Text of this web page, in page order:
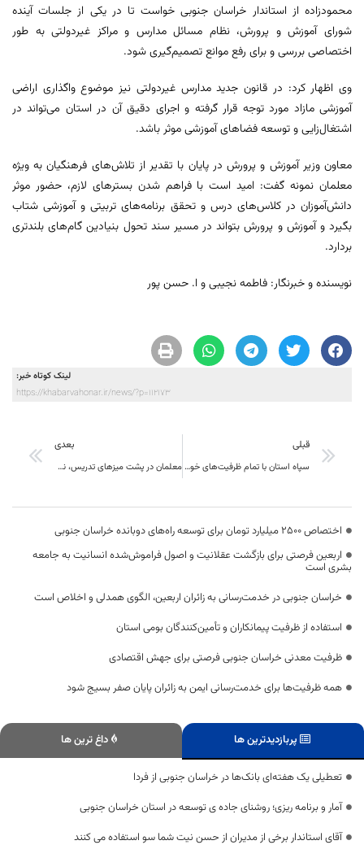
محمودزاده از استاندار خراسان جنوبی خواست تا در یکی از جلسات آینده
شورای آموزش و پرورش، نظام مسائل مدارس و مراکز غیردولتی به طور
اختصاصی بررسی و برای رفع موانع تصمیم‌گیری شود.
وی اظهار کرد: در قانون جدید مدارس غیردولتی نیز موضوع واگذاری اراضی
آموزشی مازاد مورد توجه قرار گرفته و اجرای دقیق آن در استان می‌تواند در
اشتغال‌زایی و توسعه فضاهای آموزشی موثر باشد.
معاون وزیر آموزش و پرورش در پایان با تقدیر از تلاش‌های فرهنگیان به ویژه
معلمان نمونه گفت: امید است با فراهم شدن بسترهای لازم، حضور موثر
دانش‌آموزان در کلاس‌های درس و تحقق برنامه‌های تربیتی و آموزشی شتاب
بگیرد و آموزش و پرورش بتواند در مسیر سند تحول بنیادین گام‌های بلندتری
بردارد.
نویسنده و خبرنگار: فاطمه نجیبی و ا. حسن پور
لینک کوتاه خبر:
https://khabarvahonar.ir/news/?p=112173
قبلی
سپاه استان با تمام ظرفیت‌های خود آمادگی دارد در کنار معلمان عزیز باشد
بعدی
معلمان در پشت میزهای تدریس، نقش اساسی در امنیت و پیشرفت آینده کشور دارند
اختصاص 2500 میلیارد تومان برای توسعه راه‌های دوبانده خراسان جنوبی
اربعین فرصتی برای بازگشت عقلانیت و اصول فراموش‌شده انسانیت به جامعه
بشری است
خراسان جنوبی در خدمت‌رسانی به زائران اربعین، الگوی همدلی و اخلاص است
استفاده از ظرفیت پیمانکاران و تأمین‌کنندگان بومی استان
ظرفیت معدنی خراسان جنوبی فرصتی برای جهش اقتصادی
همه ظرفیت‌ها برای خدمت‌رسانی ایمن به زائران پایان صفر بسیج شود
پربازدیدترین ها داغ ترین ها
تعطیلی یک هفته‌ای بانک‌ها در خراسان جنوبی از فردا
آمار و برنامه ریزی؛ روشنای جاده ی توسعه در استان خراسان جنوبی
آقای استاندار برخی از مدیران از حسن نیت شما سو استفاده می کنند